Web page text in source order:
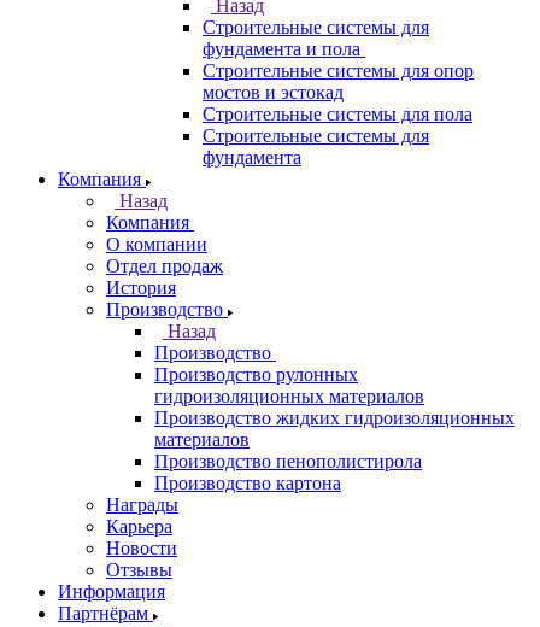
Назад
Строительные системы для
фундамента и пола
Строительные системы для опор
мостов и эстокад
Строительные системы для пола
Строительные системы для
фундамента
Компания
Назад
Компания
О компании
Отдел продаж
История
Производство
Назад
Производство
Производство рулонных
гидроизоляционных материалов
Производство жидких гидроизоляционных
материалов
Производство пенополистирола
Производство картона
Награды
Карьера
Новости
Отзывы
Информация
Партнёрам